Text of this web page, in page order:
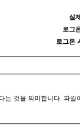
실
로그
로그온
는 것을 의미합니다. 파